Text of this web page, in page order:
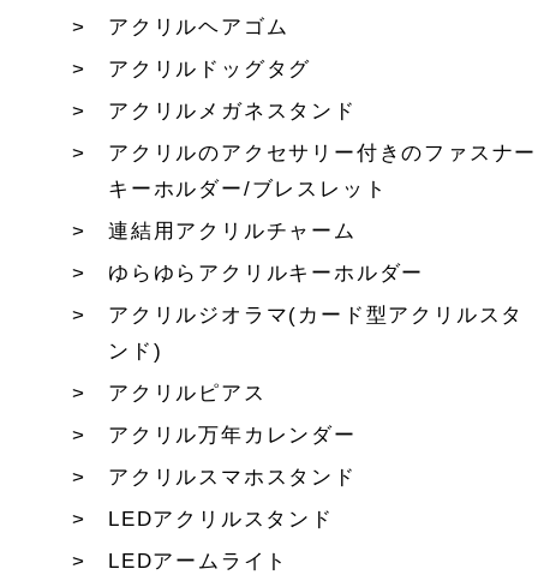
アクリルヘアゴム
アクリルドッグタグ
アクリルメガネスタンド
アクリルのアクセサリー付きのファスナー
キーホルダー/ブレスレット
連結用アクリルチャーム
ゆらゆらアクリルキーホルダー
アクリルジオラマ(カード型アクリルスタ
ンド)
アクリルピアス
アクリル万年カレンダー
アクリルスマホスタンド
LEDアクリルスタンド
LEDアームライト